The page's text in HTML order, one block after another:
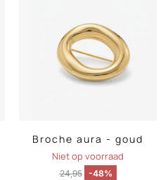
Broche aura - goud
Niet op voorraad
24,95
-48%